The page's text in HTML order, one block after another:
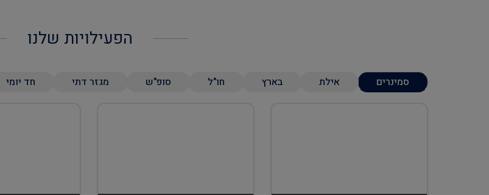
הפעילויות שלנו
סמינרים אילת בארץ חו"ל סופ"ש מגזר דתי חד יומי